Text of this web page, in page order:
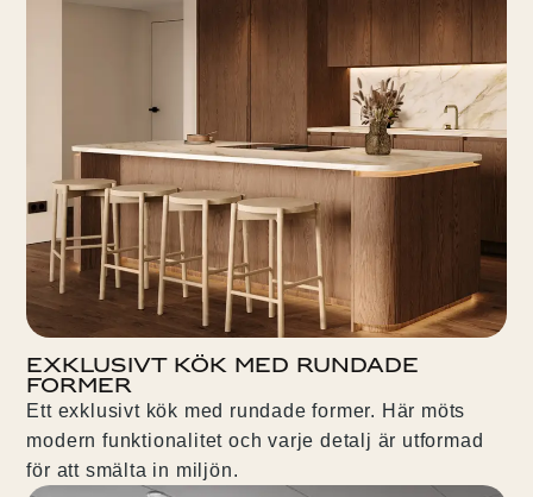
Exklusivt kök med rundade
former
Ett exklusivt kök med rundade former. Här möts
modern funktionalitet och varje detalj är utformad
för att smälta in miljön.